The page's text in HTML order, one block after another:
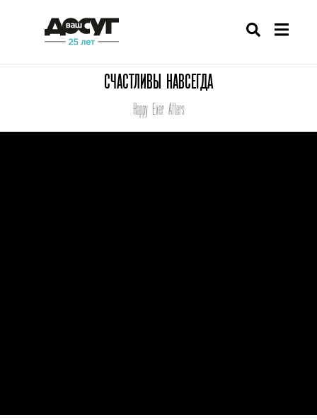
СЧАСТЛИВЫ НАВСЕГДА
Happy Ever Afters